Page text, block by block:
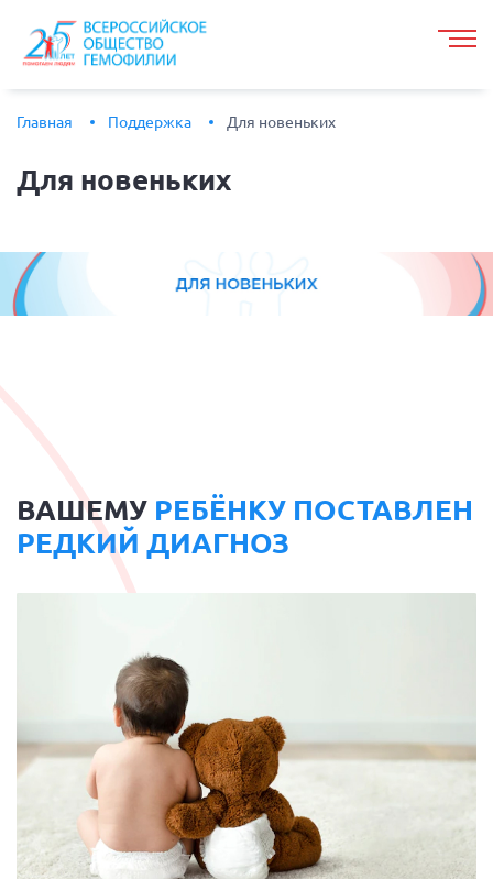
Главная Поддержка Для новеньких
Для новеньких
ВАШЕМУ РЕБЁНКУ ПОСТАВЛЕН
РЕДКИЙ ДИАГНОЗ